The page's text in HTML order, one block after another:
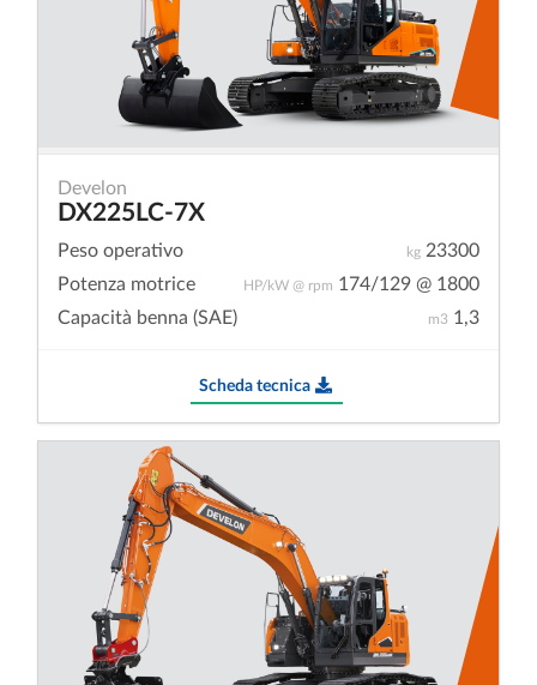
Develon
DX225LC-7X
kg 23300
Peso operativo
HP/kW @ rpm 174/129 @ 1800
Potenza motrice
m3 1,3
Capacità benna (SAE)
Scheda tecnica